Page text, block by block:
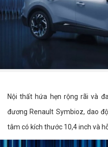
Nội thất hứa hẹn rộng rãi và
đương Renault Symbioz, dao
tâm có kích thước 10,4 inch và